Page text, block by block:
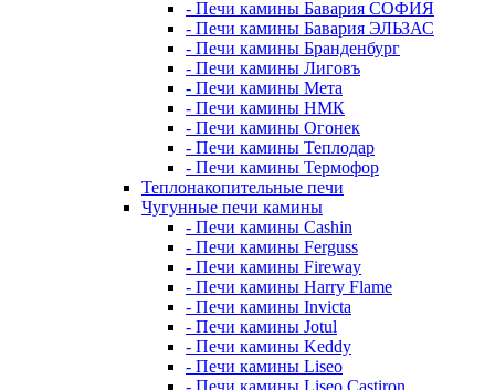
- Печи камины Бавария СОФИЯ
- Печи камины Бавария ЭЛЬЗАС
- Печи камины Бранденбург
- Печи камины Лиговъ
- Печи камины Мета
- Печи камины НМК
- Печи камины Огонек
- Печи камины Теплодар
- Печи камины Термофор
Теплонакопительные печи
Чугунные печи камины
- Печи камины Cashin
- Печи камины Ferguss
- Печи камины Fireway
- Печи камины Harry Flame
- Печи камины Invicta
- Печи камины Jotul
- Печи камины Keddy
- Печи камины Liseo
- Печи камины Liseo Castiron